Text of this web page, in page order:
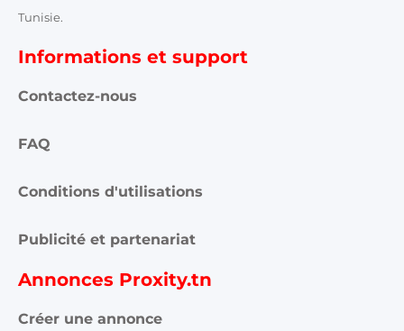
Tunisie.
Informations et support
Contactez-nous
FAQ
Conditions d'utilisations
Publicité et partenariat
Annonces Proxity.tn
Créer une annonce